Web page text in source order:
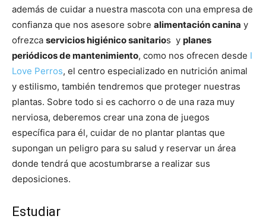
además de cuidar a nuestra mascota con una empresa de
confianza que nos asesore sobre alimentación canina y
ofrezca servicios higiénico sanitarios y planes
periódicos de mantenimiento, como nos ofrecen desde I
Love Perros, el centro especializado en nutrición animal
y estilismo, también tendremos que proteger nuestras
plantas. Sobre todo si es cachorro o de una raza muy
nerviosa, deberemos crear una zona de juegos
específica para él, cuidar de no plantar plantas que
supongan un peligro para su salud y reservar un área
donde tendrá que acostumbrarse a realizar sus
deposiciones.
Estudiar